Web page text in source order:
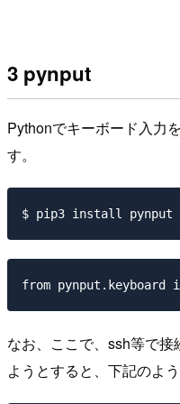
3 pynput
Pythonでキーボード入力を
す。
なお、ここで、ssh等で接
ようとすると、下記のよ